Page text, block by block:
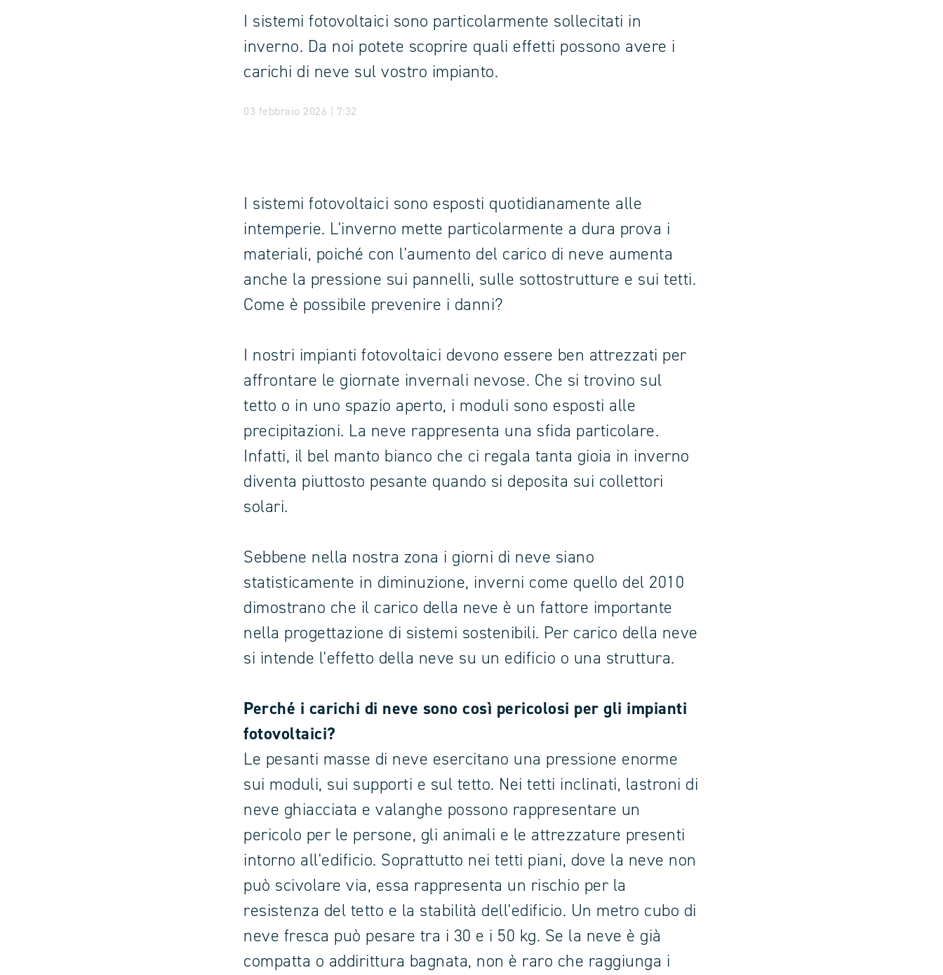
I sistemi fotovoltaici sono particolarmente sollecitati in
inverno. Da noi potete scoprire quali effetti possono avere i
carichi di neve sul vostro impianto.
03 febbraio 2026 | 7:32
I sistemi fotovoltaici sono esposti quotidianamente alle
intemperie. L'inverno mette particolarmente a dura prova i
materiali, poiché con l'aumento del carico di neve aumenta
anche la pressione sui pannelli, sulle sottostrutture e sui tetti.
Come è possibile prevenire i danni?
I nostri impianti fotovoltaici devono essere ben attrezzati per
affrontare le giornate invernali nevose. Che si trovino sul
tetto o in uno spazio aperto, i moduli sono esposti alle
precipitazioni. La neve rappresenta una sfida particolare.
Infatti, il bel manto bianco che ci regala tanta gioia in inverno
diventa piuttosto pesante quando si deposita sui collettori
solari.
Sebbene nella nostra zona i giorni di neve siano
statisticamente in diminuzione, inverni come quello del 2010
dimostrano che il carico della neve è un fattore importante
nella progettazione di sistemi sostenibili. Per carico della neve
si intende l'effetto della neve su un edificio o una struttura.
Perché i carichi di neve sono così pericolosi per gli impianti
fotovoltaici?
Le pesanti masse di neve esercitano una pressione enorme
sui moduli, sui supporti e sul tetto. Nei tetti inclinati, lastroni di
neve ghiacciata e valanghe possono rappresentare un
pericolo per le persone, gli animali e le attrezzature presenti
intorno all'edificio. Soprattutto nei tetti piani, dove la neve non
può scivolare via, essa rappresenta un rischio per la
resistenza del tetto e la stabilità dell'edificio. Un metro cubo di
neve fresca può pesare tra i 30 e i 50 kg. Se la neve è già
compatta o addirittura bagnata, non è raro che raggiunga i